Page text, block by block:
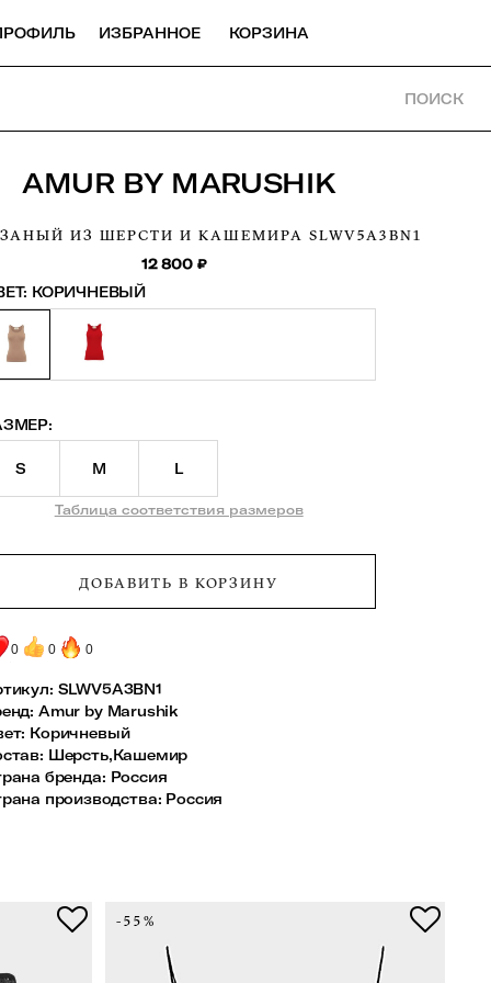
ИЗБРАННОЕ КОРЗИНА
ПОИСК
AMUR BY MARUSHIK
ИЗ ШЕРСТИ И КАШЕМИРА SLWV5A3BN1
12 800₽
КОРИЧНЕВЫЙ
S M L
Таблица соответствия размеров
ДОБАВИТЬ В КОРЗИНУ
0 0 0
SLWV5A3BN1
: Amur by Marushik
: Коричневый
: Шерсть,Кашемир
бренда: Россия
производства: Россия
-55%